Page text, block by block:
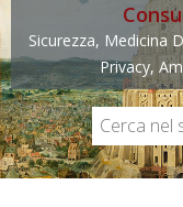
Sicurezza, Medicina
Privacy,